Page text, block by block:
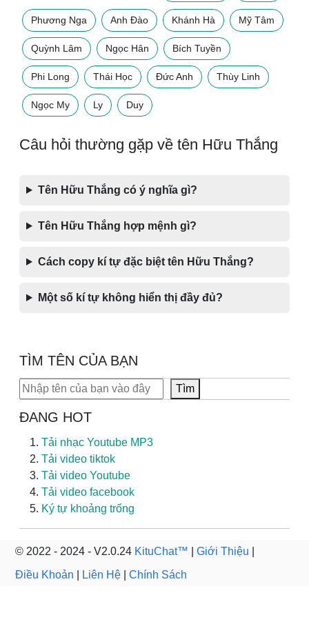
Phương Nga Anh Đào Khánh Hà Mỹ Tâm
Quỳnh Lâm Ngọc Hân Bích Tuyền
Phi Long Thái Học Đức Anh Thùy Linh
Ngọc My Ly Duy
Câu hỏi thường gặp về tên Hữu Thắng
Tên Hữu Thắng có ý nghĩa gì?
Tên Hữu Thắng hợp mệnh gì?
Cách copy kí tự đặc biệt tên Hữu Thắng?
Một số kí tự không hiển thị đầy đủ?
TÌM TÊN CỦA BẠN
Tìm kiếm Tìm
ĐANG HOT
Tải nhạc Youtube MP3
Tải video tiktok
Tải video Youtube
Tải video facebook
Ký tự khoảng trống
© 2022 - 2024 - V2.0.24 KituChat™ Giới Thiệu
Điều Khoản
Liên Hệ Chính Sách